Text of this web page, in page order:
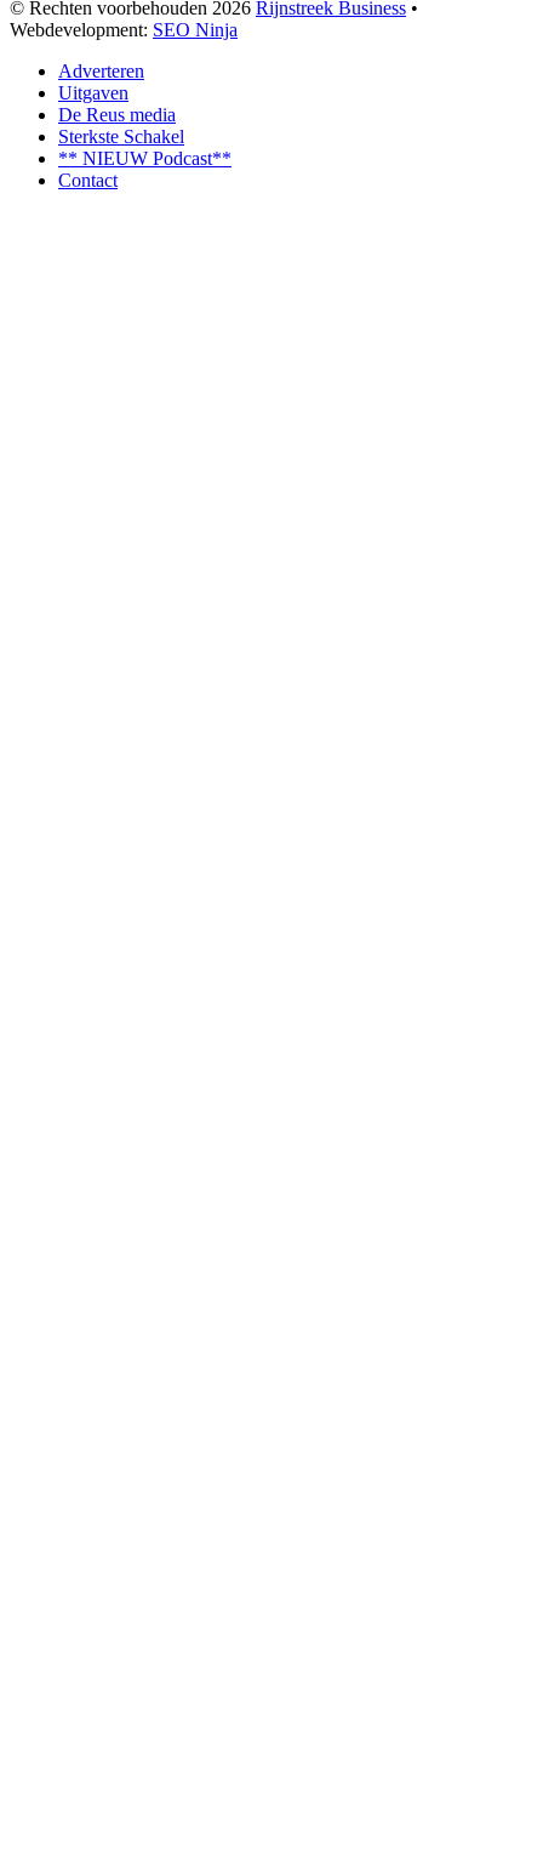
© Rechten voorbehouden 2026 Rijnstreek Business •
Webdevelopment: SEO Ninja
Adverteren
Uitgaven
De Reus media
Sterkste Schakel
** NIEUW Podcast**
Contact